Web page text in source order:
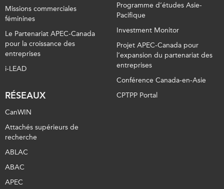
Missions commerciales
féminines
Le Partenariat APEC-Canada
pour la croissance des
entreprises
i-LEAD
RÉSEAUX
CanWIN
Attachés supérieurs de
recherche
ABLAC
ABAC
APEC
Programme d’études Asie-
Pacifique
Investment Monitor
Projet APEC-Canada pour
l’expansion du partenariat des
entreprises
Conférence Canada-en-Asie
CPTPP Portal